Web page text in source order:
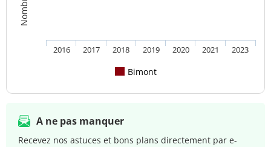
Bimont
2016 2017 2018 2019 2020 2021 2023
A ne pas manquer
Recevez nos astuces et bons plans directement par e-